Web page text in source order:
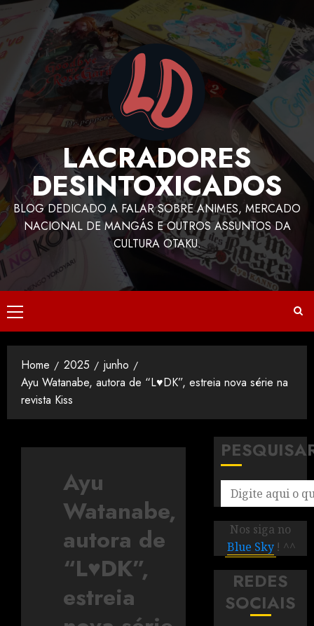
LACRADORES
DESINTOXICADOS
BLOG DEDICADO A FALAR SOBRE ANIMES, MERCADO
NACIONAL DE MANGÁS E OUTROS ASSUNTOS DA
CULTURA OTAKU.
Home 2025
junho
Ayu Watanabe, autora de “L♥DK”, estreia nova série na
revista Kiss
Ayu
Watanabe,
autora de
“L♥DK”,
estreia
Nos siga no
Blue Sky ! ^^
REDES
SOCIAIS